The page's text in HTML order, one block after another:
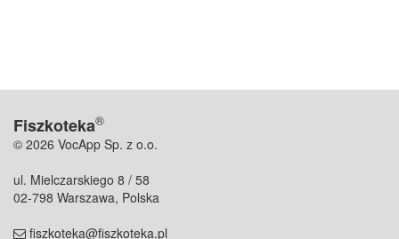
Fiszkoteka®
© 2026 VocApp Sp. z o.o.
ul. Mielczarskiego 8 / 58
02-798 Warszawa, Polska
fiszkoteka@fiszkoteka.pl